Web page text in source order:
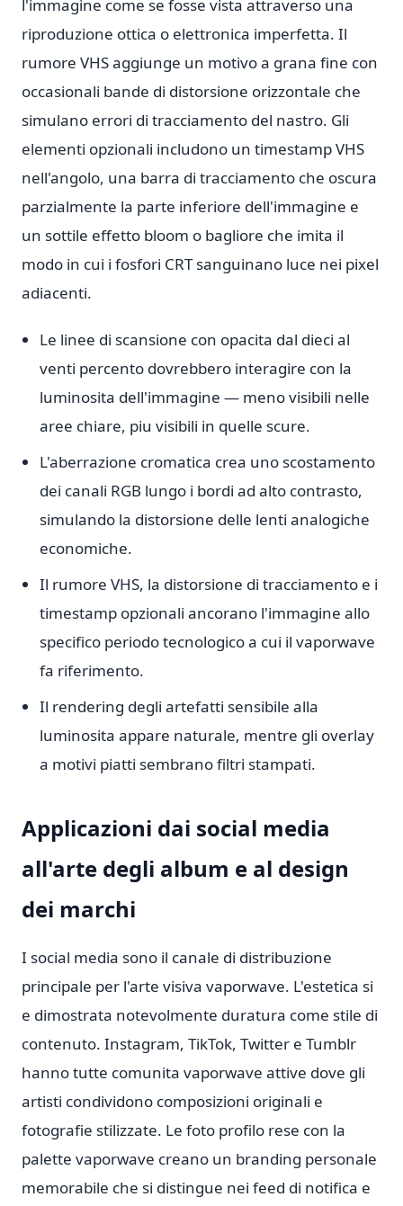
l'immagine come se fosse vista attraverso una
riproduzione ottica o elettronica imperfetta. Il
rumore VHS aggiunge un motivo a grana fine con
occasionali bande di distorsione orizzontale che
simulano errori di tracciamento del nastro. Gli
elementi opzionali includono un timestamp VHS
nell'angolo, una barra di tracciamento che oscura
parzialmente la parte inferiore dell'immagine e
un sottile effetto bloom o bagliore che imita il
modo in cui i fosfori CRT sanguinano luce nei pixel
adiacenti.
Le linee di scansione con opacita dal dieci al
venti percento dovrebbero interagire con la
luminosita dell'immagine — meno visibili nelle
aree chiare, piu visibili in quelle scure.
L'aberrazione cromatica crea uno scostamento
dei canali RGB lungo i bordi ad alto contrasto,
simulando la distorsione delle lenti analogiche
economiche.
Il rumore VHS, la distorsione di tracciamento e i
timestamp opzionali ancorano l'immagine allo
specifico periodo tecnologico a cui il vaporwave
fa riferimento.
Il rendering degli artefatti sensibile alla
luminosita appare naturale, mentre gli overlay
a motivi piatti sembrano filtri stampati.
Applicazioni dai social media
all'arte degli album e al design
dei marchi
I social media sono il canale di distribuzione
principale per l'arte visiva vaporwave. L'estetica si
e dimostrata notevolmente duratura come stile di
contenuto. Instagram, TikTok, Twitter e Tumblr
hanno tutte comunita vaporwave attive dove gli
artisti condividono composizioni originali e
fotografie stilizzate. Le foto profilo rese con la
palette vaporwave creano un branding personale
memorabile che si distingue nei feed di notifica e